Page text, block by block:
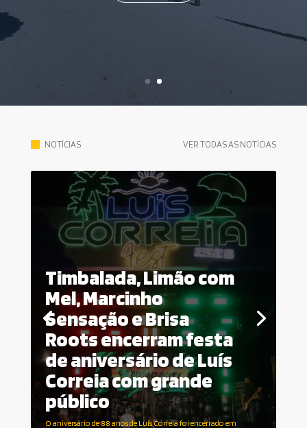
NOTÍCIAS VER TODAS AS NOTÍCIAS
Timbalada, Limão com
Mel, Marcinho
Sensação e Brisa
Roots encerram festa
de aniversário de Luís
Correia com grande
público
O aniversário de 88 anos de Luís Correia foi encerrado em